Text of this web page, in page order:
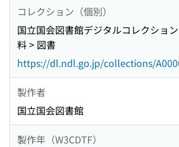
コレクション（個別）
国立国会図書館デジタルコレクショ
料 > 図書
https://dl.ndl.go.jp/collections/
製作者
国立国会図書館
製作年（W3CDTF）